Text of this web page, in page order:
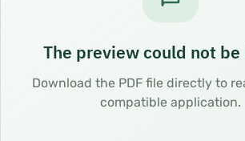
The preview could not
Download the PDF file directly to
compatible application.